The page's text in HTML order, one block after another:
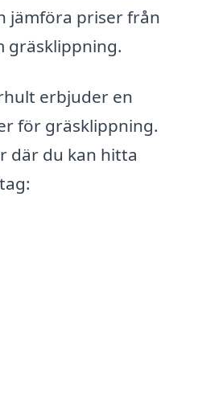
jämföra priser från
gräsklippning.
erbjuder en
för gräsklippning.
där du kan hitta